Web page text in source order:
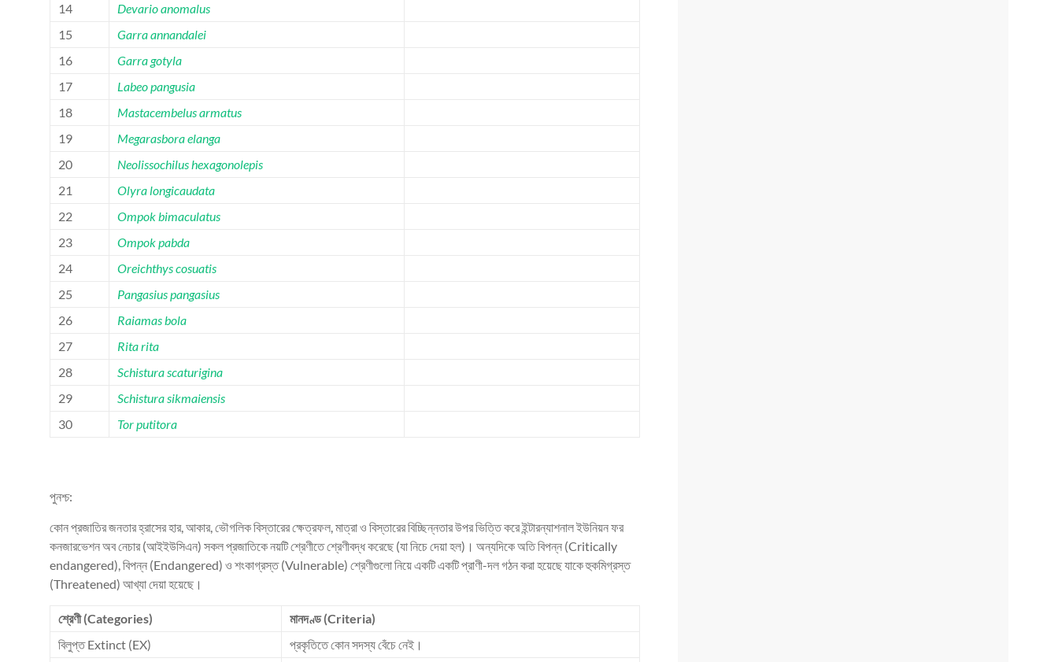
14
Devario anomalus
15
Garra annandalei
16
Garra gotyla
17
Labeo pangusia
18
Mastacembelus armatus
19
Megarasbora elanga
20
Neolissochilus hexagonolepis
21
Olyra longicaudata
22
Ompok bimaculatus
23
Ompok pabda
24
Oreichthys cosuatis
25
Pangasius pangasius
26
Raiamas bola
27
Rita rita
28
Schistura scaturigina
29
Schistura sikmaiensis
30
Tor putitora
পুনশ্চ:
কোন প্রজাতির জনতার হ্রাসের হার, আকার, ভৌগলিক বিস্তারের ক্ষেত্রফল, মাত্রা ও বিস্তারের বিচ্ছিন্নতার উপর ভিত্তি করে ইন্টারন্যাশনাল ইউনিয়ন ফর
কনজারভেশন অব নেচার (আইইউসিএন) সকল প্রজাতিকে নয়টি শ্রেণীতে শ্রেণীবদ্ধ করেছে (যা নিচে দেয়া হল)। অন্যদিকে অতি বিপন্ন (Critically
endangered), বিপন্ন (Endangered) ও শংকাগ্রস্ত (Vulnerable) শ্রেণীগুলো নিয়ে একটি একটি প্রাণী-দল গঠন করা হয়েছে যাকে হুকমিগ্রস্ত
(Threatened) আখ্যা দেয়া হয়েছে।
শ্রেণী (Categories)
মানদণ্ড (Criteria)
বিলুপ্ত Extinct (EX)
প্রকৃতিতে কোন সদস্য বেঁচে নেই।